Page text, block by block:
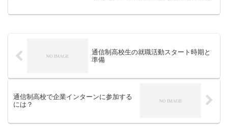
通信制高校生の就職活動スタート時期と
準備
通信制高校で企業インターンに参加する
には？